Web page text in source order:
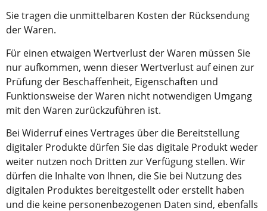
Sie tragen die unmittelbaren Kosten der Rücksendung
der Waren.
Für einen etwaigen Wertverlust der Waren müssen Sie
nur aufkommen, wenn dieser Wertverlust auf einen zur
Prüfung der Beschaffenheit, Eigenschaften und
Funktionsweise der Waren nicht notwendigen Umgang
mit den Waren zurückzuführen ist.
Bei Widerruf eines Vertrages über die Bereitstellung
digitaler Produkte dürfen Sie das digitale Produkt weder
weiter nutzen noch Dritten zur Verfügung stellen. Wir
dürfen die Inhalte von Ihnen, die Sie bei Nutzung des
digitalen Produktes bereitgestellt oder erstellt haben
und die keine personenbezogenen Daten sind, ebenfalls